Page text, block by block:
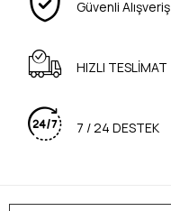
Güvenli Alışveriş
HIZLI TESLİMAT
7 / 24 DESTEK